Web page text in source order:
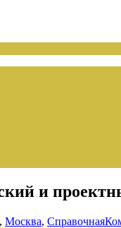
и
, Москва, Справочная